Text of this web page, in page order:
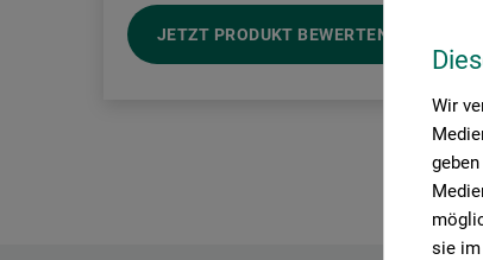
Wir
sie im
JETZT PRODUKT BEWERTEN